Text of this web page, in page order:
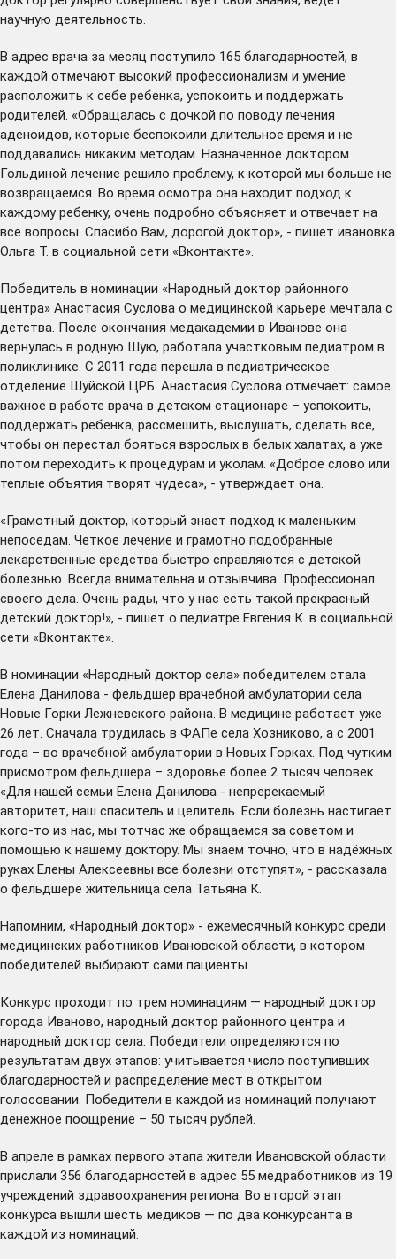
научную деятельность.
В адрес врача за месяц поступило 165 благодарностей, в
каждой отмечают высокий профессионализм и умение
расположить к себе ребенка, успокоить и поддержать
родителей. «Обращалась с дочкой по поводу лечения
аденоидов, которые беспокоили длительное время и не
поддавались никаким методам. Назначенное доктором
Гольдиной лечение решило проблему, к которой мы больше не
возвращаемся. Во время осмотра она находит подход к
каждому ребенку, очень подробно объясняет и отвечает на
все вопросы. Спасибо Вам, дорогой доктор», - пишет ивановка
Ольга Т. в социальной сети «Вконтакте».
Победитель в номинации «Народный доктор районного
центра» Анастасия Суслова о медицинской карьере мечтала с
детства. После окончания медакадемии в Иванове она
вернулась в родную Шую, работала участковым педиатром в
поликлинике. С 2011 года перешла в педиатрическое
отделение Шуйской ЦРБ. Анастасия Суслова отмечает: самое
важное в работе врача в детском стационаре – успокоить,
поддержать ребенка, рассмешить, выслушать, сделать все,
чтобы он перестал бояться взрослых в белых халатах, а уже
потом переходить к процедурам и уколам. «Доброе слово или
теплые объятия творят чудеса», - утверждает она.
«Грамотный доктор, который знает подход к маленьким
непоседам. Четкое лечение и грамотно подобранные
лекарственные средства быстро справляются с детской
болезнью. Всегда внимательна и отзывчива. Профессионал
своего дела. Очень рады, что у нас есть такой прекрасный
детский доктор!», - пишет о педиатре Евгения К. в социальной
сети «Вконтакте».
В номинации «Народный доктор села» победителем стала
Елена Данилова - фельдшер врачебной амбулатории села
Новые Горки Лежневского района. В медицине работает уже
26 лет. Сначала трудилась в ФАПе села Хозниково, а с 2001
года – во врачебной амбулатории в Новых Горках. Под чутким
присмотром фельдшера – здоровье более 2 тысяч человек.
«Для нашей семьи Елена Данилова - непререкаемый
авторитет, наш спаситель и целитель. Если болезнь настигает
кого-то из нас, мы тотчас же обращаемся за советом и
помощью к нашему доктору. Мы знаем точно, что в надёжных
руках Елены Алексеевны все болезни отступят», - рассказала
о фельдшере жительница села Татьяна К.
Напомним, «Народный доктор» - ежемесячный конкурс среди
медицинских работников Ивановской области, в котором
победителей выбирают сами пациенты.
Конкурс проходит по трем номинациям — народный доктор
города Иваново, народный доктор районного центра и
народный доктор села. Победители определяются по
результатам двух этапов: учитывается число поступивших
благодарностей и распределение мест в открытом
голосовании. Победители в каждой из номинаций получают
денежное поощрение – 50 тысяч рублей.
В апреле в рамках первого этапа жители Ивановской области
прислали 356 благодарностей в адрес 55 медработников из 19
учреждений здравоохранения региона. Во второй этап
конкурса вышли шесть медиков — по два конкурсанта в
каждой из номинаций.